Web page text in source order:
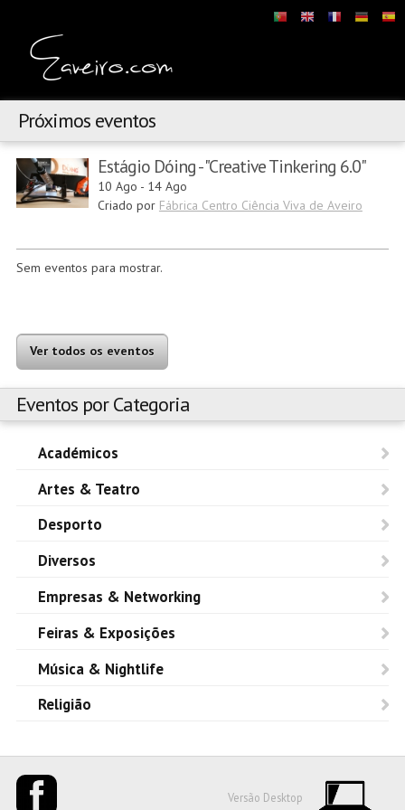
Próximos eventos
Estágio Dóing - "Creative Tinkering 6.0"
10 Ago - 14 Ago
Criado por Fábrica Centro Ciência Viva de Aveiro
Sem eventos para mostrar.
Ver todos os eventos
Eventos por Categoria
Académicos
Artes & Teatro
Desporto
Diversos
Empresas & Networking
Feiras & Exposições
Música & Nightlife
Religião
Versão Desktop